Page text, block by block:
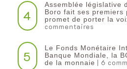
4
Assemblée législative
Boro fait ses premiers
promet de porter la
commentaires
5
Le Fonds Monétaire
Banque Mondiale, la
de la monnaie | 6